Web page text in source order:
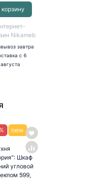
корзину
Nikameb
завтра
с 6
августа
%